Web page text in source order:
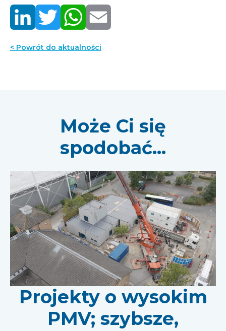
< Powrót do aktualności
Może Ci się
spodobać...
Projekty o wysokim
PMV; szybsze,